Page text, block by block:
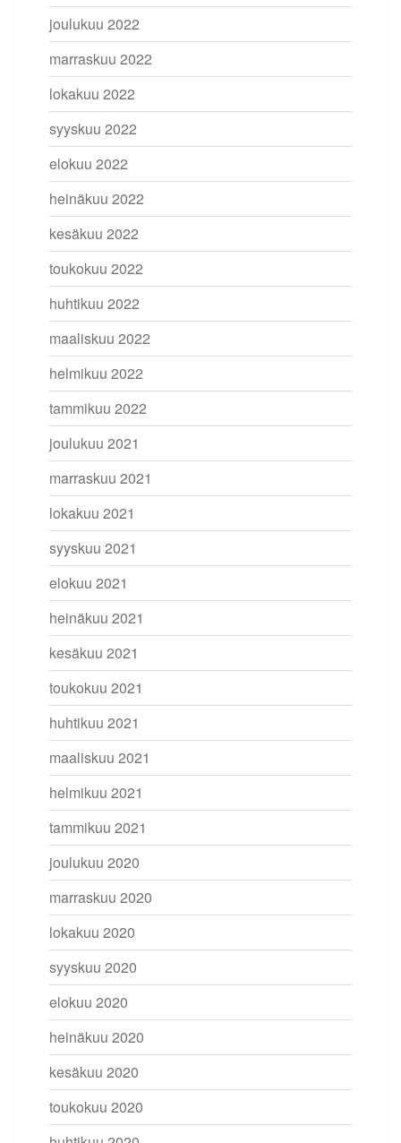
joulukuu 2022
marraskuu 2022
lokakuu 2022
syyskuu 2022
elokuu 2022
heinäkuu 2022
kesäkuu 2022
toukokuu 2022
huhtikuu 2022
maaliskuu 2022
helmikuu 2022
tammikuu 2022
joulukuu 2021
marraskuu 2021
lokakuu 2021
syyskuu 2021
elokuu 2021
heinäkuu 2021
kesäkuu 2021
toukokuu 2021
huhtikuu 2021
maaliskuu 2021
helmikuu 2021
tammikuu 2021
joulukuu 2020
marraskuu 2020
lokakuu 2020
syyskuu 2020
elokuu 2020
heinäkuu 2020
kesäkuu 2020
toukokuu 2020